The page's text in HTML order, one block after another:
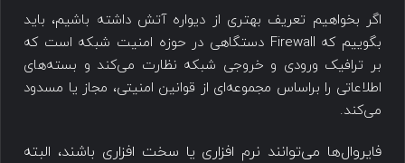
اگر بخواهیم تعریف بهتری از دیواره آتش داشته باشیم، باید
بگوییم که Firewall دستگاهی در حوزه امنیت شبکه است که
بر ترافیک ورودی و خروجی شبکه نظارت می‌کند و بسته‌های
اطلاعاتی را براساس مجموعه‌ای از قوانین امنیتی، مجاز یا مسدود
می‌کند.
فایروال‌ها می‌توانند نرم افزاری یا سخت افزاری باشند، البته